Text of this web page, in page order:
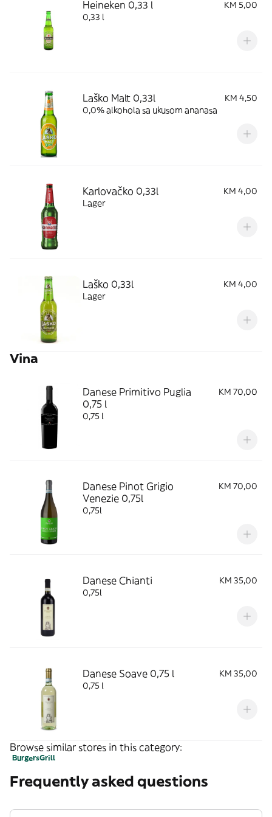
Heineken 0,33 l
KM 5,00
0,33 l
Laško Malt 0,33l
KM 4,50
0,0% alkohola sa ukusom ananasa
Karlovačko 0,33l
KM 4,00
Lager
Laško 0,33l
KM 4,00
Lager
Vina
Danese Primitivo Puglia
0,75 l
KM 70,00
0,75 l
Danese Pinot Grigio
Venezie 0,75l
KM 70,00
0,75l
Danese Chianti
KM 35,00
0,75l
Danese Soave 0,75 l
KM 35,00
0,75 l
Browse similar stores in this category:
BurgersGrill
Frequently asked questions